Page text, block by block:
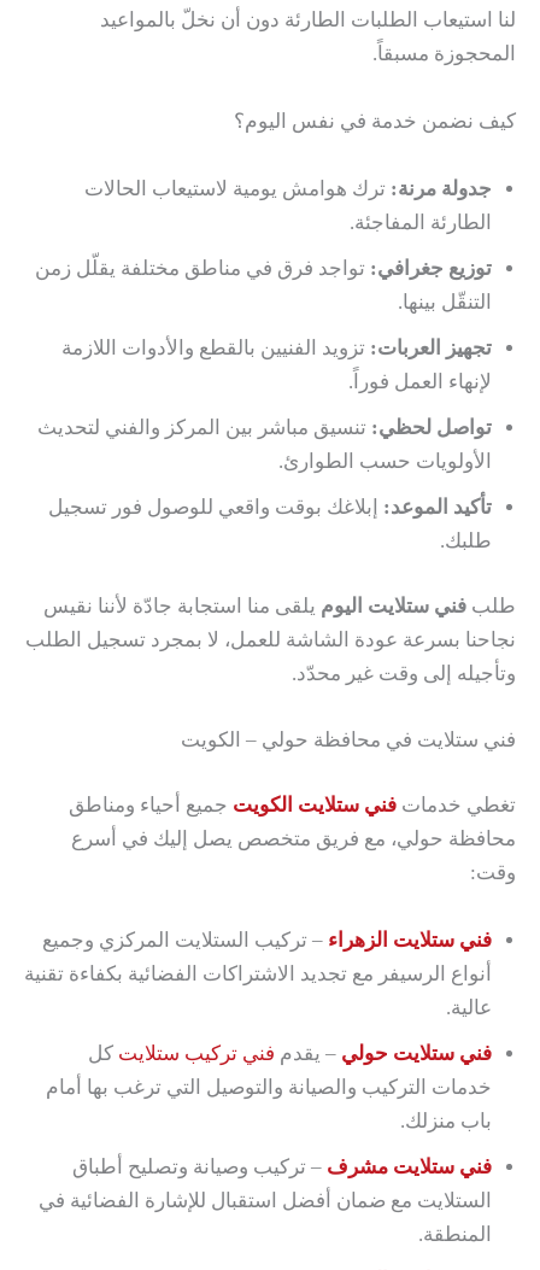
لنا استيعاب الطلبات الطارئة دون أن نخلّ بالمواعيد
المحجوزة مسبقاً.
كيف نضمن خدمة في نفس اليوم؟
جدولة مرنة: ترك هوامش يومية لاستيعاب الحالات
الطارئة المفاجئة.
توزيع جغرافي: تواجد فرق في مناطق مختلفة يقلّل زمن
التنقّل بينها.
تجهيز العربات: تزويد الفنيين بالقطع والأدوات اللازمة
لإنهاء العمل فوراً.
تواصل لحظي: تنسيق مباشر بين المركز والفني لتحديث
الأولويات حسب الطوارئ.
تأكيد الموعد: إبلاغك بوقت واقعي للوصول فور تسجيل
طلبك.
طلب فني ستلايت اليوم يلقى منا استجابة جادّة لأننا نقيس
نجاحنا بسرعة عودة الشاشة للعمل، لا بمجرد تسجيل الطلب
وتأجيله إلى وقت غير محدّد.
فني ستلايت في محافظة حولي – الكويت
تغطي خدمات فني ستلايت الكويت جميع أحياء ومناطق
محافظة حولي، مع فريق متخصص يصل إليك في أسرع
وقت:
فني ستلايت الزهراء – تركيب الستلايت المركزي وجميع
أنواع الرسيفر مع تجديد الاشتراكات الفضائية بكفاءة تقنية
عالية.
فني ستلايت حولي – يقدم فني تركيب ستلايت كل
خدمات التركيب والصيانة والتوصيل التي ترغب بها أمام
باب منزلك.
فني ستلايت مشرف – تركيب وصيانة وتصليح أطباق
الستلايت مع ضمان أفضل استقبال للإشارة الفضائية في
المنطقة.